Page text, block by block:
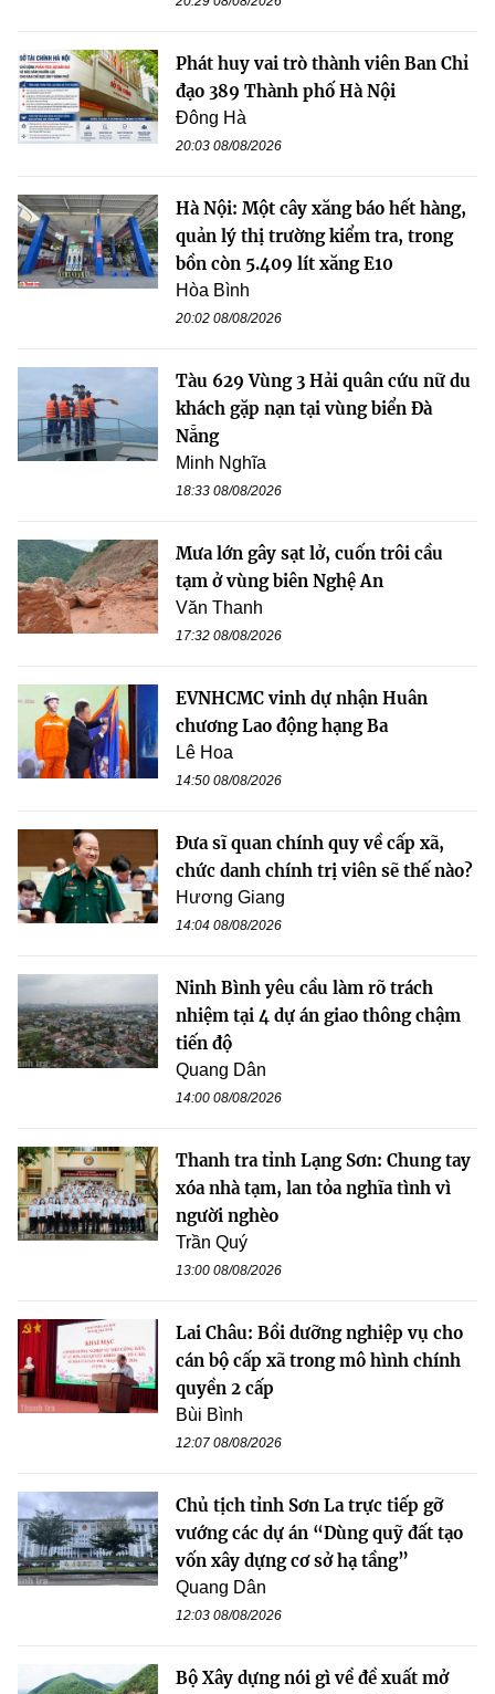
Phát huy vai trò thành viên Ban Chỉ
đạo 389 Thành phố Hà Nội
Đông Hà
20:03 08/08/2026
Hà Nội: Một cây xăng báo hết hàng,
quản lý thị trường kiểm tra, trong
bồn còn 5.409 lít xăng E10
Hòa Bình
20:02 08/08/2026
Tàu 629 Vùng 3 Hải quân cứu nữ du
khách gặp nạn tại vùng biển Đà
Nẵng
Minh Nghĩa
18:33 08/08/2026
Mưa lớn gây sạt lở, cuốn trôi cầu
tạm ở vùng biên Nghệ An
Văn Thanh
17:32 08/08/2026
EVNHCMC vinh dự nhận Huân
chương Lao động hạng Ba
Lê Hoa
14:50 08/08/2026
Đưa sĩ quan chính quy về cấp xã,
chức danh chính trị viên sẽ thế nào?
Hương Giang
14:04 08/08/2026
Ninh Bình yêu cầu làm rõ trách
nhiệm tại 4 dự án giao thông chậm
tiến độ
Quang Dân
14:00 08/08/2026
Thanh tra tỉnh Lạng Sơn: Chung tay
xóa nhà tạm, lan tỏa nghĩa tình vì
người nghèo
Trần Quý
13:00 08/08/2026
Lai Châu: Bồi dưỡng nghiệp vụ cho
cán bộ cấp xã trong mô hình chính
quyền 2 cấp
Bùi Bình
12:07 08/08/2026
Chủ tịch tỉnh Sơn La trực tiếp gỡ
vướng các dự án “Dùng quỹ đất tạo
vốn xây dựng cơ sở hạ tầng”
Quang Dân
12:03 08/08/2026
Bộ Xây dựng nói gì về đề xuất mở